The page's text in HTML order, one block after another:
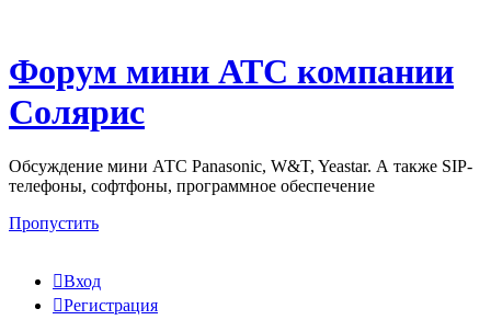
Форум мини АТС компании
Солярис
Обсуждение мини АТС Panasonic, W&T, Yeastar. А также SIP-
телефоны, софтфоны, программное обеспечение
Пропустить
Вход
Регистрация